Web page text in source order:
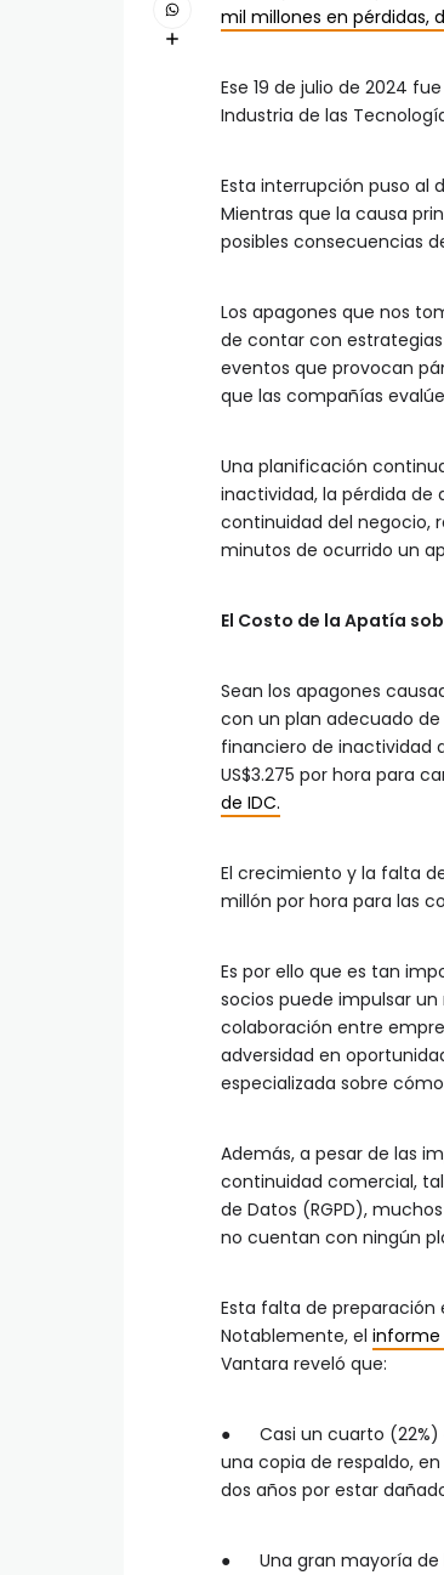
mil millones en pérdidas,
Ese 19 de julio de 2024
Industria de las
Esta interrupción puso al
Mientras que la causa
posibles consecuencias
Los apagones que nos
de contar con
eventos que provocan
que las compañías
Una planificación
inactividad, la pérdida de
continuidad del negocio,
minutos de ocurrido un
El Costo de la Apatía
Sean los apagones
con un plan adecuado
financiero de inactividad
US$3.275 por hora para
de IDC.
El crecimiento y la falta
millón por hora para las
Es por ello que es tan
socios puede impulsar
colaboración entre
adversidad en
especializada sobre
Además, a pesar de las
continuidad comercial,
de Datos (RGPD),
no cuentan con ningún
Esta falta de preparación
Notablemente, el informe
Vantara reveló que:
● Casi un cuarto (22%)
una copia de respaldo,
dos años por estar
● Una gran mayoría de